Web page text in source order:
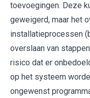
toevoegingen. Deze
geweigerd, maar het
installatieprocessen
overslaan van
risico dat er
op het systeem
ongewenst